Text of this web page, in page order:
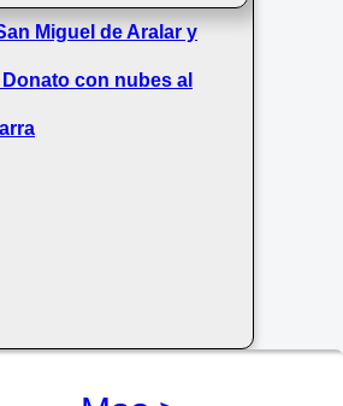
Miguel de Aralar y
con nubes al